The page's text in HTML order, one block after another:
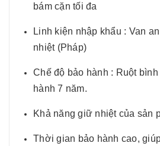
bám cặn tối đa
Linh kiện nhập khẩu : Van
nhiệt (Pháp)
Chế độ bảo hành : Ruột
hành 7 năm.
Khả năng giữ nhiệt của sản
Thời gian bảo hành cao,